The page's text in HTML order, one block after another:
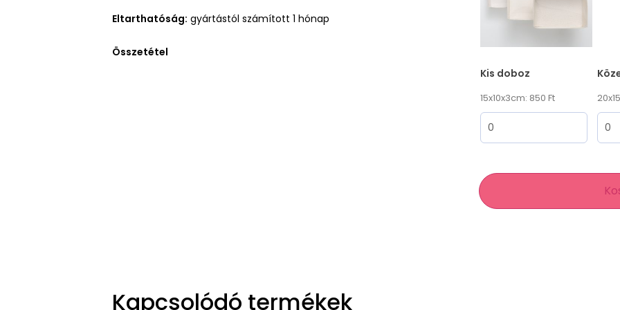
Eltarthatóság: gyártástól számított 1 hónap
Összetétel
Kis doboz
15x10x3cm: 850 Ft
Kapcsolódó termékek